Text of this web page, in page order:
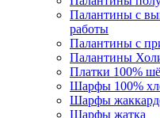
Палантины с
работы
Палантины с
Палантины
Платки 100%
Шарфы 100%
Шарфы
Шарфы жатка